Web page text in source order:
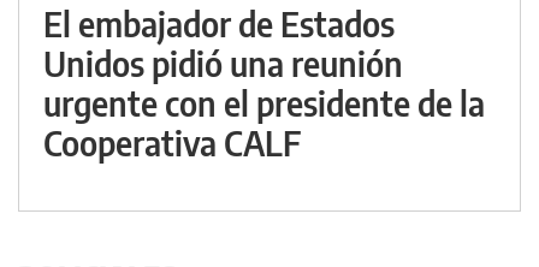
El embajador de Estados
Unidos pidió una reunión
urgente con el presidente de la
Cooperativa CALF